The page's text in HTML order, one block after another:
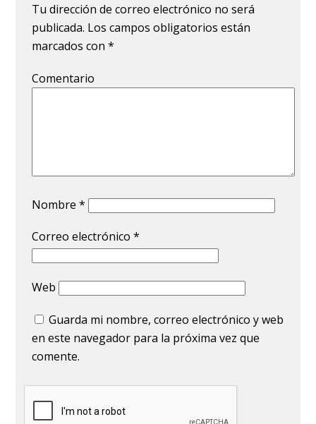
Tu dirección de correo electrónico no será
publicada. Los campos obligatorios están
marcados con*
Comentario
Nombre*
Correo electrónico*
Web
Guarda mi nombre, correo electrónico y web
en este navegador para la próxima vez que
comente.